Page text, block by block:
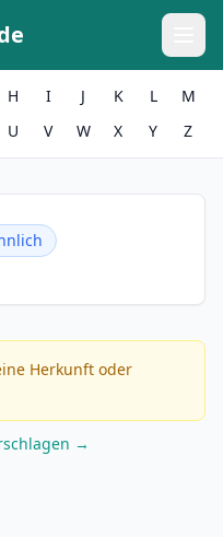
H I J K L
M
U V W X Y Z
Herkunft oder
→